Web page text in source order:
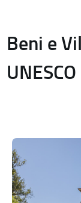
Beni e
UNESCO